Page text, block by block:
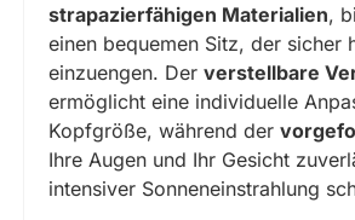
strapazierfähigen Materialien,
einen bequemen Sitz, der sicher
einzuengen. Der verstellbare
ermöglicht eine individuelle
Kopfgröße, während der
Ihre Augen und Ihr Gesicht
intensiver Sonneneinstrahlung